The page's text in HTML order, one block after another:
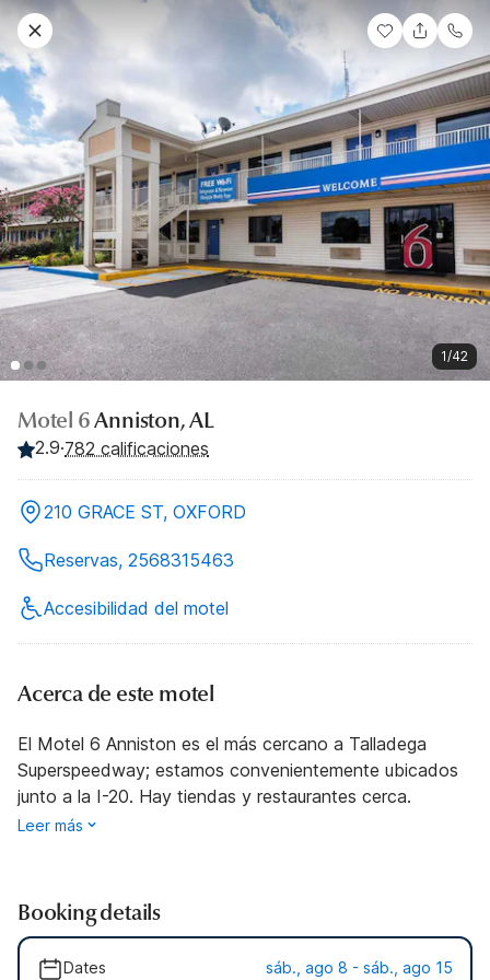
1/42
Motel 6Anniston, AL
2.9·782 calificaciones
210 GRACE ST, OXFORD
Reservas, 2568315463
Accesibilidad del motel
Acerca de este motel
El Motel 6 Anniston es el más cercano a Talladega
Superspeedway; estamos convenientemente ubicados
junto a la I-20. Hay tiendas y restaurantes cerca.
Leer más
Booking details
Dates sáb., ago 8 - sáb., ago 15